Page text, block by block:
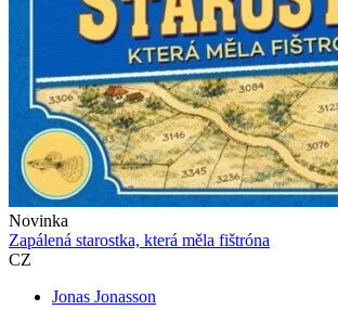
Novinka
Zapálená starostka, která měla fištróna
CZ
Jonas Jonasson